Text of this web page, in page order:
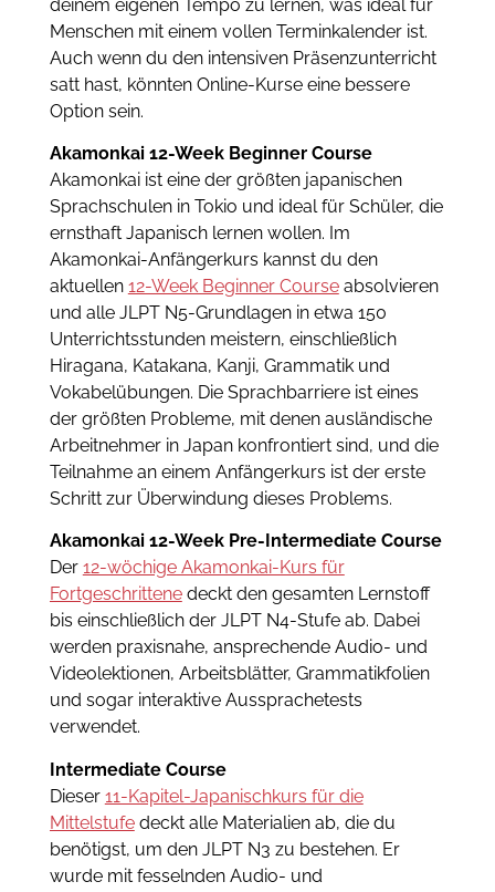
deinem eigenen Tempo zu lernen, was ideal für
Menschen mit einem vollen Terminkalender ist.
Auch wenn du den intensiven Präsenzunterricht
satt hast, könnten Online-Kurse eine bessere
Option sein.
Akamonkai 12-Week Beginner Course
Akamonkai ist eine der größten japanischen
Sprachschulen in Tokio und ideal für Schüler, die
ernsthaft Japanisch lernen wollen. Im
Akamonkai-Anfängerkurs kannst du den
aktuellen 12-Week Beginner Courseabsolvieren
und alle JLPT N5-Grundlagen in etwa 150
Unterrichtsstunden meistern, einschließlich
Hiragana, Katakana, Kanji, Grammatik und
Vokabelübungen. Die Sprachbarriere ist eines
der größten Probleme, mit denen ausländische
Arbeitnehmer in Japan konfrontiert sind, und die
Teilnahme an einem Anfängerkurs ist der erste
Schritt zur Überwindung dieses Problems.
Akamonkai 12-Week Pre-Intermediate Course
Der 12-wöchige Akamonkai-Kurs für
Fortgeschrittenedeckt den gesamten Lernstoff
bis einschließlich der JLPT N4-Stufe ab. Dabei
werden praxisnahe, ansprechende Audio- und
Videolektionen, Arbeitsblätter, Grammatikfolien
und sogar interaktive Aussprachetests
verwendet.
Intermediate Course
Dieser 11-Kapitel-Japanischkurs für die
Mittelstufedeckt alle Materialien ab, die du
benötigst, um den JLPT N3 zu bestehen. Er
wurde mit fesselnden Audio- und